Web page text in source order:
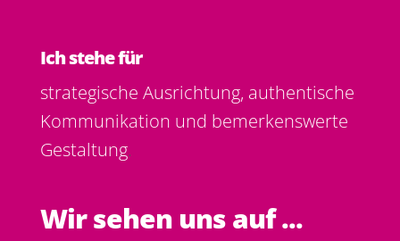
Ich stehe für
strategische Ausrichtung, authentische
Kommunikation und bemerkenswerte
Gestaltung.
Wir sehen uns auf ...